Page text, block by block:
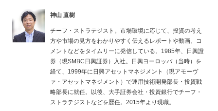
神山 直樹
チーフ・ストラテジスト。市場環境に応じて、投資の考え
方や市場の見方をわかりやすく伝えるレポートや動画、コ
メントなどをタイムリーに発信している。1985年、日興證
券（現SMBC日興証券）入社。日興ヨーロッパ（当時）を
経て、1999年に日興アセットマネジメント（現アモーヴ
ァ・アセットマネジメント）で運用技術開発部長・投資戦
略部長に就任。以後、大手証券会社・投資銀行でチーフ・
ストラテジストなどを歴任。2015年より現職。